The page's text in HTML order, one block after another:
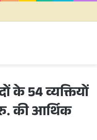
के 54 व्यक्तियों
की आर्थिक